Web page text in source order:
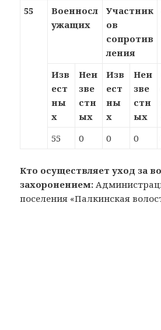
55
Военносл
ужащих
Участник
ов
сопротив
ления
Изв
ест
ны
х
Неи
зве
стн
ых
Изв
ест
ны
х
Неи
зве
стн
ых
55
0 0 0
Кто осуществляет уход за
захоронением:
поселения «Палкинская